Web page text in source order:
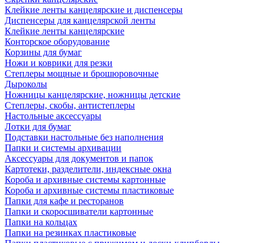
Клейкие ленты канцелярские и диспенсеры
Диспенсеры для канцелярской ленты
Клейкие ленты канцелярские
Конторское оборудование
Корзины для бумаг
Ножи и коврики для резки
Степлеры мощные и брошюровочные
Дыроколы
Ножницы канцелярские, ножницы детские
Степлеры, скобы, антистеплеры
Настольные аксессуары
Лотки для бумаг
Подставки настольные без наполнения
Папки и системы архивации
Аксессуары для документов и папок
Картотеки, разделители, индексные окна
Короба и архивные системы картонные
Короба и архивные системы пластиковые
Папки для кафе и ресторанов
Папки и скоросшиватели картонные
Папки на кольцах
Папки на резинках пластиковые